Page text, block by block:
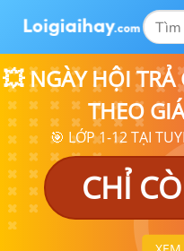
💥 NGÀY HỘI
THEO
🎯 LỚP 1-12 TẠI
CHỈ